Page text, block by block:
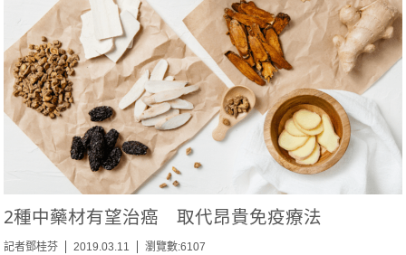
2種中藥材有望治癌 取代昂貴免疫療法
記者鄧桂芬 2019.03.11 瀏覽數:6107